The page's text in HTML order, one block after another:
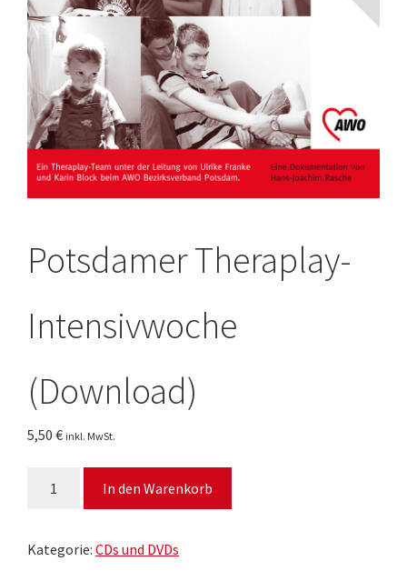
Potsdamer Theraplay-
Intensivwoche
(Download)
5,50 € inkl. MwSt.
Theraplay-
(Download)
In den Warenkorb
Kategorie: CDs und DVDs